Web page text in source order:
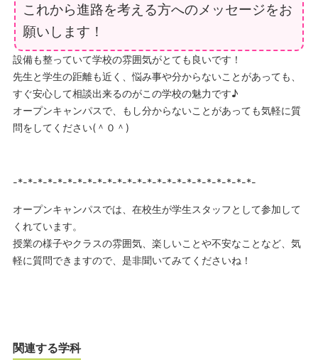
これから進路を考える方へのメッセージをお
願いします！
設備も整っていて学校の雰囲気がとても良いです！
先生と学生の距離も近く、悩み事や分からないことがあっても、
すぐ安心して相談出来るのがこの学校の魅力です♪
オープンキャンパスで、もし分からないことがあっても気軽に質
問をしてください(＾０＾)
-*-*-*-*-*-*-*-*-*-*-*-*-*-*-*-*-*-*-*-*-*-*-*-*-
オープンキャンパスでは、在校生が学生スタッフとして参加して
くれています。
授業の様子やクラスの雰囲気、楽しいことや不安なことなど、気
軽に質問できますので、是非聞いてみてくださいね！
関連する学科